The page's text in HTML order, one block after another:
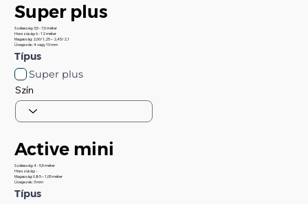
Super plus
Szélesség: 3,5 - 7,0 méter
Hosszúság: 6 - 12 méter
Magasság: 2,00/1,25 – 2,45/2,1
Üvegezés: 4 vagy 10 mm
Típus
Super plus
Szín
Active mini
Szélesség: 4 - 5,5 méter
Hosszúság: -
Magasság: 0,85 – 1,05 méter
Üvegezés: 3 mm
Típus